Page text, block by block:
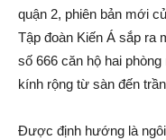
quận 2, phiên bản mới
Tập đoàn Kiến Á sắp ra
số 666 căn hộ hai
kính rộng từ sàn đến
Được định hướng là